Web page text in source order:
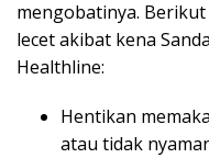
mengobatinya.
lecet akibat kena
Healthline:
Hentikan
atau tidak